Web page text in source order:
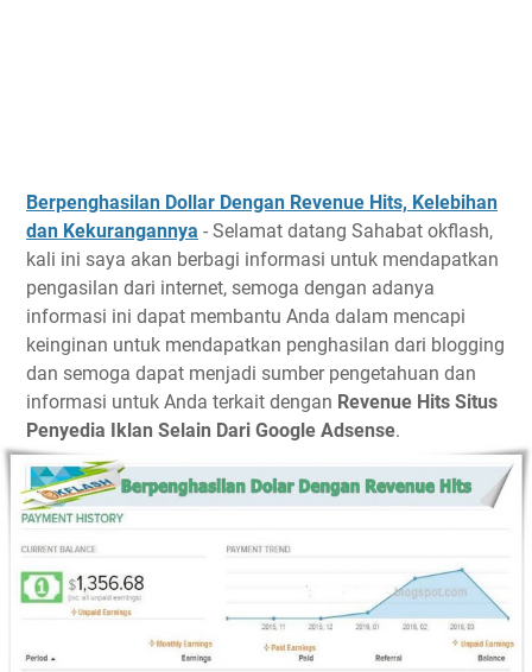
Berpenghasilan Dollar Dengan Revenue Hits, Kelebihan
dan Kekurangannya - Selamat datang Sahabat okflash,
kali ini saya akan berbagi informasi untuk mendapatkan
pengasilan dari internet, semoga dengan adanya
informasi ini dapat membantu Anda dalam mencapi
keinginan untuk mendapatkan penghasilan dari blogging
dan semoga dapat menjadi sumber pengetahuan dan
informasi untuk Anda terkait dengan Revenue Hits Situs
Penyedia Iklan Selain Dari Google Adsense.